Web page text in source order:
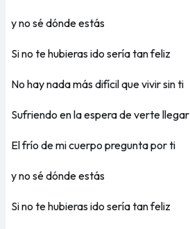
y no sé dónde estás
Si no te hubieras ido sería tan feliz
No hay nada más difícil que vivir sin ti
Sufriendo en la espera de verte llegar
El frío de mi cuerpo pregunta por ti
y no sé dónde estás
Si no te hubieras ido sería tan feliz